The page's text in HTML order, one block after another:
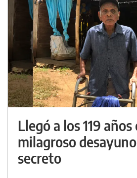
Llegó a los 119 años
milagroso
secreto